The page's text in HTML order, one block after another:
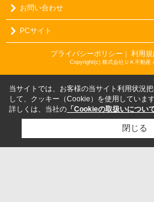
お問い合わせ
PCサイト
プライバシーポリシー 利用規
Copyright(c) 株式会社ＵＫ不動産
当サイトでは、お客様の当サイト利用状況
して、クッキー（Cookie）を使用しています
詳しくは、当社の 「Cookieの取扱いについて
閉じる